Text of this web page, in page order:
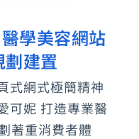
學美容網站
建置
式網式極簡精神
可妮 打造專業醫
著重消費者體